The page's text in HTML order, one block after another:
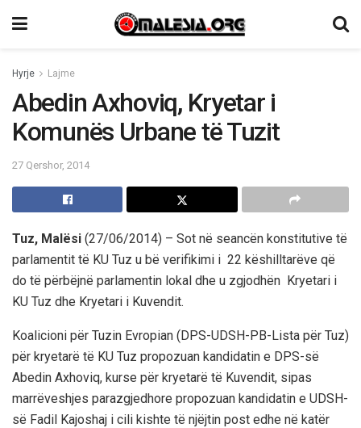
Hyrje Lajme
Abedin Axhoviq, Kryetar i
Komunës Urbane të Tuzit
27 Qershor, 2014
Tuz, Malësi (27/06/2014) – Sot në seancën konstitutive të
parlamentit të KU Tuz u bë verifikimi i 22 këshilltarëve që
do të përbëjnë parlamentin lokal dhe u zgjodhën Kryetari i
KU Tuz dhe Kryetari i Kuvendit.
Koalicioni për Tuzin Evropian (DPS-UDSH-PB-Lista për Tuz)
për kryetarë të KU Tuz propozuan kandidatin e DPS-së
Abedin Axhoviq, kurse për kryetarë të Kuvendit, sipas
marrëveshjes parazgjedhore propozuan kandidatin e UDSH-
së Fadil Kajoshaj i cili kishte të njëjtin post edhe në katër